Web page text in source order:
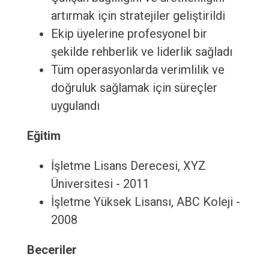
artırmak için stratejiler geliştirildi
Ekip üyelerine profesyonel bir
şekilde rehberlik ve liderlik sağladı
Tüm operasyonlarda verimlilik ve
doğruluk sağlamak için süreçler
uygulandı
Eğitim
İşletme Lisans Derecesi, XYZ
Üniversitesi - 2011
İşletme Yüksek Lisansı, ABC Koleji -
2008
Beceriler